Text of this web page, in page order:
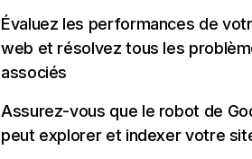
Évaluez les performances de
web et résolvez tous les
associés
Assurez-vous que le robot de
peut explorer et indexer votre